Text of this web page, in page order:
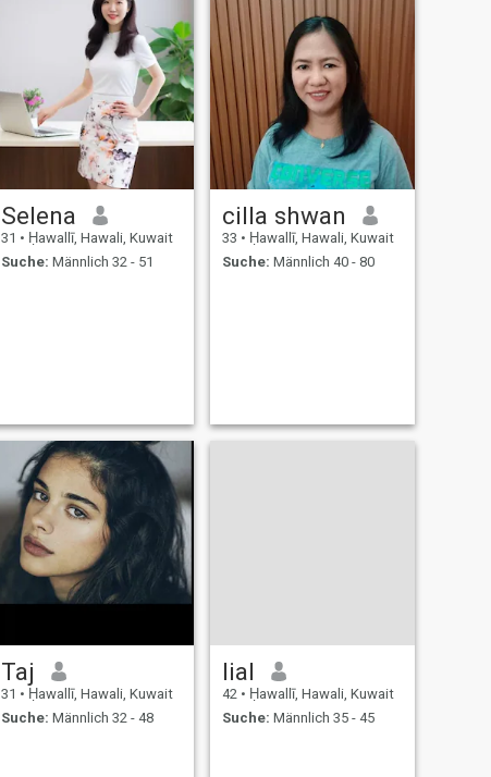
Selena
31 • Ḥawallī, Hawali, Kuwait
Suche: Männlich 32 - 51
cilla shwan
33 • Ḥawallī, Hawali, Kuwait
Suche: Männlich 40 - 80
Taj
31 • Ḥawallī, Hawali, Kuwait
Suche: Männlich 32 - 48
lial
42 • Ḥawallī, Hawali, Kuwait
Suche: Männlich 35 - 45